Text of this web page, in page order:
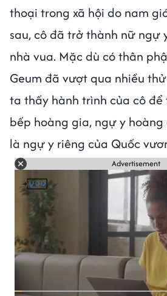
thoại trong xã hội do nam
sau, cô đã trở thành nữ ngự
nhà vua. Mặc dù có thân
Geum đã vượt qua nhiều
ta thấy hành trình của cô
bếp hoàng gia, ngự y
là ngự y riêng của Quốc
Advertisement